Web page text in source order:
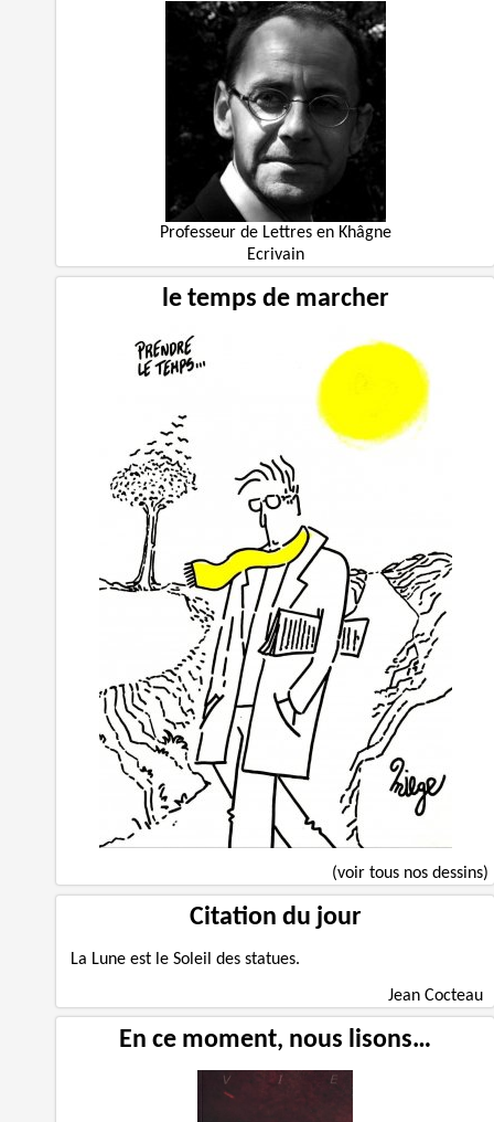
Professeur de Lettres en Khâgne
Ecrivain
le temps de marcher
(voir tous nos dessins)
Citation du jour
La Lune est le Soleil des statues.
Jean Cocteau
En ce moment, nous lisons…